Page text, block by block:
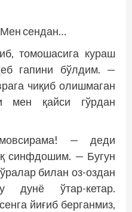
Мен сендан…
томошасига кураш
гапини бўлдим. —
чиқиб олишмаган
мен қайси гўрдан
— деди
синфдошим. — Бугун
билан оз-оздан
дунё ўтар-кетар.
йиғиб берганмиз,